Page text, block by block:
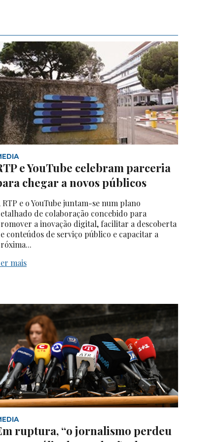
e YouTube celebram parceria
chegar a novos públicos
RTP e o YouTube juntam-se num plano
de colaboração concebido para
a inovação digital, facilitar a descoberta
conteúdos de serviço público e capacitar a
mais
ruptura, “o jornalismo perdeu